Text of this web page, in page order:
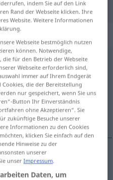
anklicken/antippen)
indem Sie auf den Link
Rand der Webseite klicken. Ihre
Website. Weitere Informationen
Webseite bestmöglich nutzen
können. Notwendige,
die für den Betrieb der Webseite
Webseite erforderlich sind,
immer auf Ihrem Endgerät
die der Bereitstellung
nur gespeichert, wenn Sie uns
Button Ihr Einverständnis
ohne Akzeptieren“. Sie
zukünftige Besuche unserer
Informationen zu den Cookies
klicken Sie einfach auf den
Hinweise zu der
unserer
unserImpressum.
Daten, um